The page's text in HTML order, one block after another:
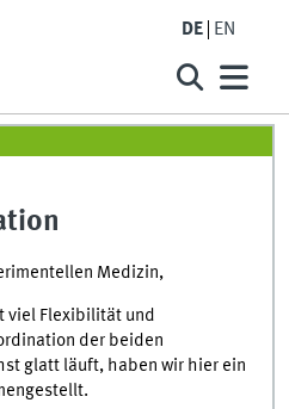
DE EN
Medizin,
viel Flexibilität und
der beiden
glatt läuft, haben wir hier ein